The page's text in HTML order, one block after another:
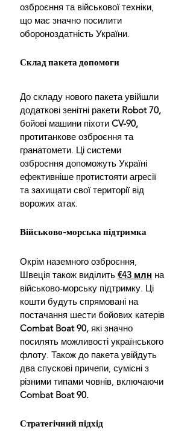
озброєння та військової техніки,
що має значно посилити
обороноздатність України.
Склад пакета допомоги
До складу нового пакета увійшли
додаткові зенітні ракети Robot 70,
бойові машини піхоти CV-90,
протитанкове озброєння та
гранатомети. Ці системи
озброєння допоможуть Україні
ефективніше протистояти агресії
та захищати свої території від
ворожих атак.
Військово-морська підтримка
Окрім наземного озброєння,
Швеція також виділить €43 млн на
військово-морську підтримку. Ці
кошти будуть спрямовані на
постачання шести бойових катерів
Combat Boat 90, які значно
посилять можливості українського
флоту. Також до пакета увійдуть
два спускові причепи, сумісні з
різними типами човнів, включаючи
Combat Boat 90.
Стратегічний підхід